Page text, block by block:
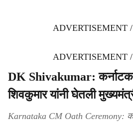
ADVERTISEMENT
ADVERTISEMENT
DK Shivakumar:
शिवकुमार यांनी घेतली
Karnataka CM Oath Ceremony: